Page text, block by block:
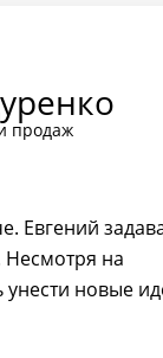
продаж
Евгений
Несмотря на
унести новые